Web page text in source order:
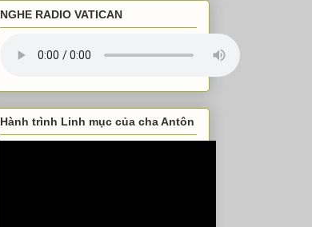
NGHE RADIO VATICAN
Hành trình Linh mục của cha Antôn